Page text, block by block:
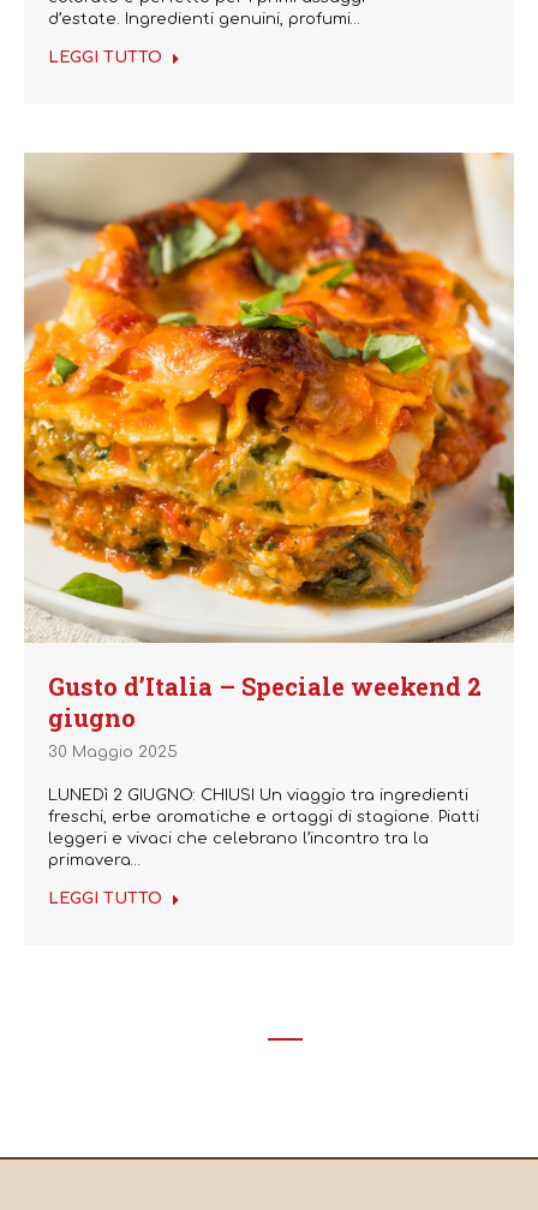
d’estate. Ingredienti genuini, profumi…
LEGGI TUTTO
Gusto d’Italia – Speciale weekend 2
giugno
30 Maggio 2025
LUNEDì 2 GIUGNO: CHIUSI Un viaggio tra ingredienti
freschi, erbe aromatiche e ortaggi di stagione. Piatti
leggeri e vivaci che celebrano l’incontro tra la
primavera…
LEGGI TUTTO